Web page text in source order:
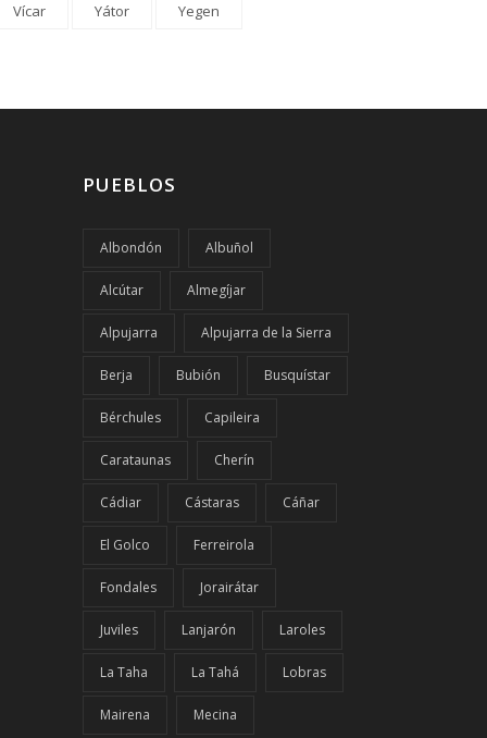
Vícar
Yátor Yegen
PUEBLOS
Albondón Albuñol
Alcútar Almegíjar
Alpujarra Alpujarra de la Sierra
Berja Bubión Busquístar
Bérchules Capileira
Carataunas Cherín
Cádiar Cástaras Cáñar
El Golco Ferreirola
Fondales Jorairátar
Juviles Lanjarón Laroles
La Taha La Tahá Lobras
Mairena Mecina